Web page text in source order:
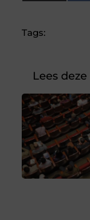
Tags:
Lees deze